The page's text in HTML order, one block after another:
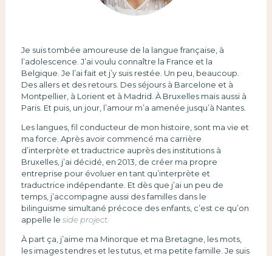
Je suis tombée amoureuse de la langue française, à
l’adolescence. J’ai voulu connaître la France et la
Belgique. Je l’ai fait et j’y suis restée. Un peu, beaucoup.
Des allers et des retours. Des séjours à Barcelone et à
Montpellier, à Lorient et à Madrid. À Bruxelles mais aussi à
Paris. Et puis, un jour, l’amour m’a amenée jusqu’à Nantes.
Les langues, fil conducteur de mon histoire, sont ma vie et
ma force. Après avoir commencé ma carrière
d’interprète et traductrice auprès des institutions à
Bruxelles, j’ai décidé, en 2013, de créer ma propre
entreprise pour évoluer en tant qu’interprète et
traductrice indépendante. Et dès que j’ai un peu de
temps, j’accompagne aussi des familles dans le
bilinguisme simultané précoce des enfants, c’est ce qu’on
appelle le side project.
À part ça, j’aime ma Minorque et ma Bretagne, les mots,
les images tendres et les tutus, et ma petite famille. Je suis